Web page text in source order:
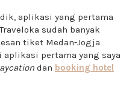
aplikasi yang pertama
sudah banyak
tiket Medan-Jogja
pertama yang saya
dan booking hotel